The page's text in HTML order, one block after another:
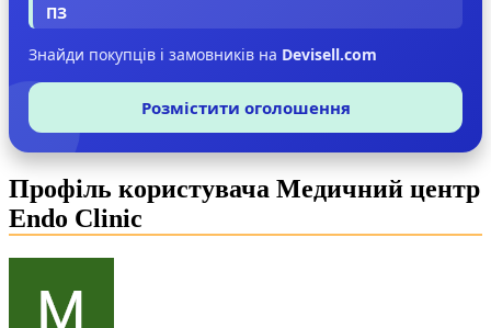
ПЗ
Знайди покупців і замовників на Devisell.com
Розмістити оголошення
Профіль користувача Медичний центр
Endo Clinic